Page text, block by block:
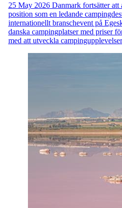
25 May 2026Danmark fortsätter att
position som en ledande
internationellt branschevent på
danska campingplatser med priser
med att utveckla